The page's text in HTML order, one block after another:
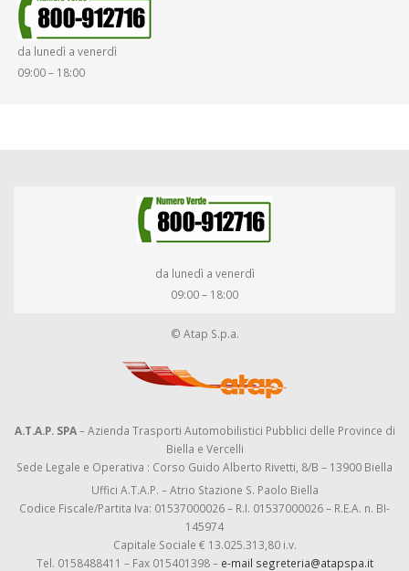
da lunedì a venerdì
09:00 – 18:00
da lunedì a venerdì
09:00 – 18:00
© Atap S.p.a.
A.T.A.P. SPA– Azienda Trasporti Automobilistici Pubblici delle Province di
Biella e Vercelli
Sede Legale e Operativa : Corso Guido Alberto Rivetti, 8/B – 13900 Biella
Uffici A.T.A.P. – Atrio Stazione S. Paolo Biella
Codice Fiscale/Partita Iva: 01537000026 – R.I. 01537000026 – R.E.A. n. BI-
145974
Capitale Sociale € 13.025.313,80 i.v.
Tel. 0158488411 – Fax 015401398 – e-mail segreteria@atapspa.it